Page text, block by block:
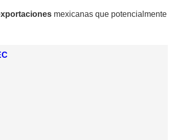
mexicanas que potencialmente